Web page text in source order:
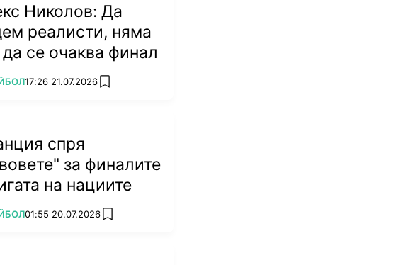
проблеми,
значи всичко е
нея, ще бъдем на едно
Николов: Да
реалисти, няма
да се очаква финал
ОТ17:26 21.07.2026 add favorites
спря
за финалите
на нациите
ОТ01:55 20.07.2026 add favorites